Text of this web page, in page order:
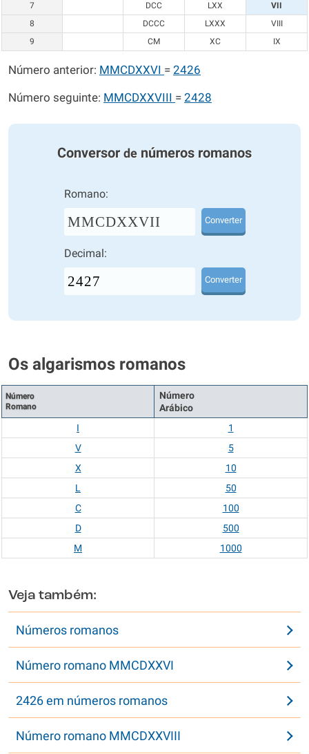
7
DCC LXX
VII
8
DCCC LXXX
VIII
9
CM XC IX
Número anterior: MMCDXXVI = 2426
Número seguinte: MMCDXXVIII = 2428
Conversor de números romanos
Romano:
MMCDXXVII Converter
Decimal:
Converter
Os algarismos romanos
Número
Romano
Número
Arábico
I
1
V
5
X
10
L
50
C
100
D
500
M
1000
Veja também:
Números romanos
Número romano MMCDXXVI
2426 em números romanos
Número romano MMCDXXVIII